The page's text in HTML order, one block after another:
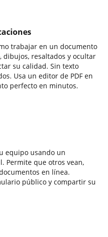
trabajar en un documento
dibujos, resaltados y ocultar
su calidad. Sin texto
Usa un editor de PDF en
perfecto en minutos.
equipo usando un
Permite que otros vean,
en línea.
público y compartir su